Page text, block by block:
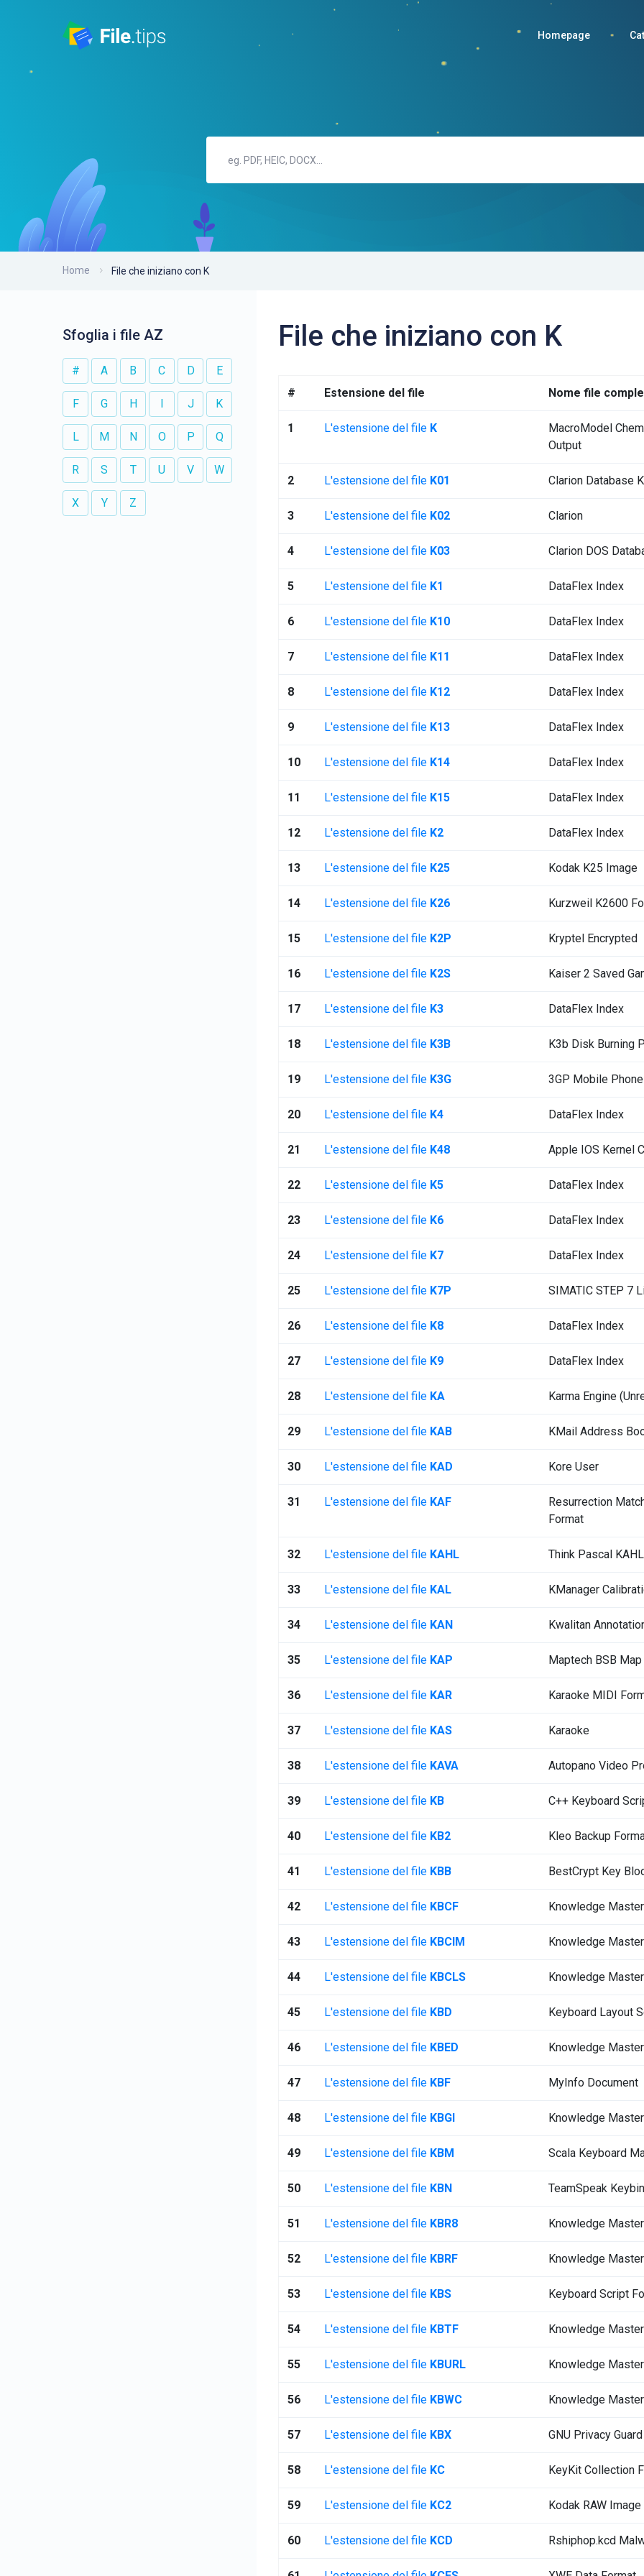
Homepage
Home File che iniziano con K
Sfoglia i file AZ
# A B C D E
F G H I J K
L M N O P Q
R S T U V W
X Y Z
File che iniziano con K
# Estensione del file Nome file
1 L'estensione del file K
MacroModel
Output
2 L'estensione del file K01 Clarion Database
3 L'estensione del file K02 Clarion
4 L'estensione del file K03 Clarion DOS
5 L'estensione del file K1 DataFlex Index
6 L'estensione del file K10 DataFlex Index
7 L'estensione del file K11 DataFlex Index
8 L'estensione del file K12 DataFlex Index
9 L'estensione del file K13 DataFlex Index
10 L'estensione del file K14 DataFlex Index
11 L'estensione del file K15 DataFlex Index
12 L'estensione del file K2 DataFlex Index
13 L'estensione del file K25 Kodak K25 Image
14 L'estensione del file K26 Kurzweil K2600
15 L'estensione del file K2P Kryptel Encrypted
16 L'estensione del file K2S Kaiser 2 Saved
17 L'estensione del file K3 DataFlex Index
18 L'estensione del file K3B K3b Disk Burning
19 L'estensione del file K3G 3GP Mobile
20 L'estensione del file K4 DataFlex Index
21 L'estensione del file K48 Apple IOS Kernel
22 L'estensione del file K5 DataFlex Index
23 L'estensione del file K6 DataFlex Index
24 L'estensione del file K7 DataFlex Index
25 L'estensione del file K7P SIMATIC STEP 7
26 L'estensione del file K8 DataFlex Index
27 L'estensione del file K9 DataFlex Index
28 L'estensione del file KA Karma Engine
29 L'estensione del file KAB KMail Address
30 L'estensione del file KAD Kore User
31 L'estensione del file KAF
Resurrection
Format
32 L'estensione del file KAHL Think Pascal
33 L'estensione del file KAL KManager
34 L'estensione del file KAN Kwalitan
35 L'estensione del file KAP Maptech BSB
36 L'estensione del file KAR Karaoke MIDI
37 L'estensione del file KAS Karaoke
38 L'estensione del file KAVA Autopano Video
39 L'estensione del file KB C++ Keyboard
40 L'estensione del file KB2 Kleo Backup
41 L'estensione del file KBB BestCrypt Key
42 L'estensione del file KBCF Knowledge
43 L'estensione del file KBCIM Knowledge
44 L'estensione del file KBCLS Knowledge
45 L'estensione del file KBD Keyboard Layout
46 L'estensione del file KBED Knowledge
47 L'estensione del file KBF MyInfo Document
48 L'estensione del file KBGI Knowledge
49 L'estensione del file KBM Scala Keyboard
50 L'estensione del file KBN TeamSpeak
51 L'estensione del file KBR8 Knowledge
52 L'estensione del file KBRF Knowledge
53 L'estensione del file KBS Keyboard Script
54 L'estensione del file KBTF Knowledge
55 L'estensione del file KBURL Knowledge
56 L'estensione del file KBWC Knowledge
57 L'estensione del file KBX GNU Privacy
58 L'estensione del file KC KeyKit Collection
59 L'estensione del file KC2 Kodak RAW Image
60 L'estensione del file KCD Rshiphop.kcd